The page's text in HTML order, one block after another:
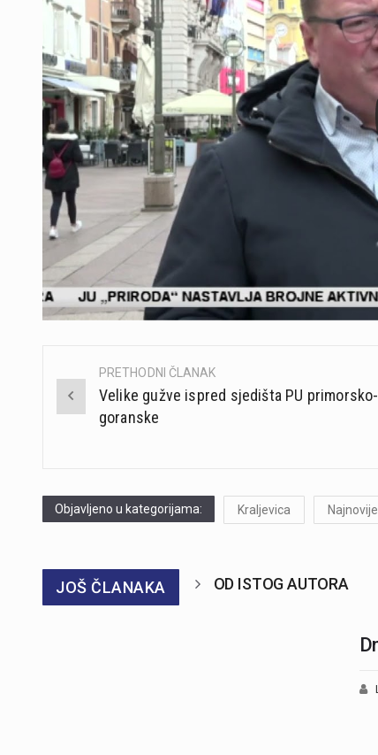
Post
navigation
PRETHODNI ČLANAK
Velike gužve ispred sjedišta PU primorsko-
goranske
Objavljeno u kategorijama: Kraljevica Najnovije
JOŠ ČLANAKA OD ISTOG AUTORA